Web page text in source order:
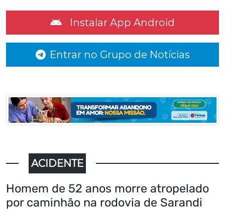
Instalar App Android
Entrar no Grupo de Notícias
ACIDENTE
Homem de 52 anos morre atropelado
por caminhão na rodovia de Sarandi